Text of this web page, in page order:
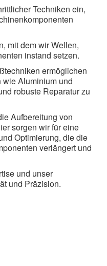
Techniken ein,
mit dem wir Wellen,
instand setzen.
ermöglichen
Aluminium und
robuste Reparatur zu
Aufbereitung von
sorgen wir für eine
Optimierung, die die
verlängert und
und unser
und Präzision.